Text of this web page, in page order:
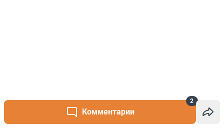
Комментарии
2